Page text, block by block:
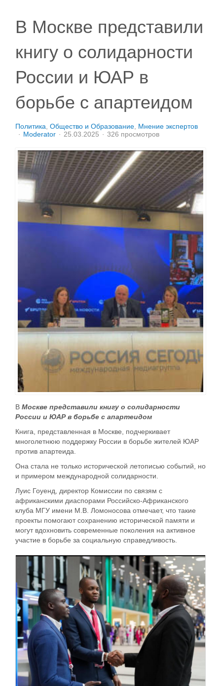
В Москве представили
книгу о солидарности
России и ЮАР в
борьбе с апартеидом
Политика Общество и Образование Мнение экспертов
Moderator
25.03.2025 326 просмотров
В Москве представили книгу о солидарности
России и ЮАР в борьбе с апартеидом
Книга, представленная в Москве, подчеркивает
многолетнюю поддержку России в борьбе жителей ЮАР
против апартеида.
Она стала не только исторической летописью событий, но
и примером международной солидарности.
Луис Гоуенд, директор Комиссии по связям с
африканскими диаспорами Российско-Африканского
клуба МГУ имени М.В. Ломоносова отмечает, что такие
проекты помогают сохранению исторической памяти и
могут вдохновить современные поколения на активное
участие в борьбе за социальную справедливость.